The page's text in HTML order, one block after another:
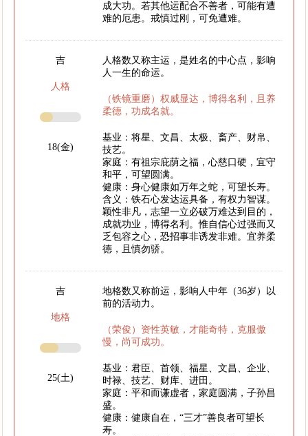
成大功。若其他运配合不善者，可能有遭
难的厄患。戒慎过刚，可免遭难。
吉
人格
18(金)
人格数又称主运，是姓名的中心点，影响
人一生的命运。
（铁镜重磨）权威显达，博得名利，且养
柔德，功成名就。
基业：将星、文昌、太极、畜产、财帛、
技艺。
家庭：有祖宗庇荫之福，心慈口硬，宜守
和平，可望圆满。
健康：身心健康如万年之蛇，可望长寿。
含义：铁石心发达运具备，有权力智谋。
颖性非凡，志望一立必破万难达到目的，
成就功业，博得名利。惟自信心过强而又
乏包容之心，恐招事非诱发非难。宜养柔
德，且慎勿骄。
吉
地格
25(土)
地格数又称前运，影响人中年（36岁）以
前的活动力。
（荣俊）资性英敏，才能奇特，克服傲
慢，尚可成功。
基业：君臣、首领、福星、文昌、企业、
时禄、技艺、财库、进田。
家庭：平和而谦虚者，家庭圆满，子孙昌
盛。
健康：健康自在，“三才”善良者可望长
寿。